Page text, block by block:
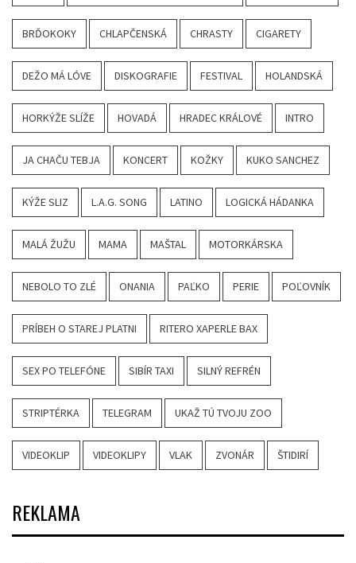
BRĎOKOKY CHLAPČENSKÁ CHRASTY CIGARETY
DEŽO MÁ LÓVE DISKOGRAFIE FESTIVAL HOLANDSKÁ
HORKÝŽE SLÍŽE HOVADÁ HRADEC KRÁLOVÉ INTRO
JA CHAČU TEBJA KONCERT KOŽKY KUKO SANCHEZ
KÝŽE SLIZ L.A.G. SONG LATINO LOGICKÁ HÁDANKA
MALÁ ŽUŽU MAMA MAŠTAL MOTORKÁRSKA
NEBOLO TO ZLÉ ONANIA PAĽKO PERIE POĽOVNÍK
PRÍBEH O STAREJ PLATNI RITERO XAPERLE BAX
SEX PO TELEFÓNE SIBÍR TAXI SILNÝ REFRÉN
STRIPTÉRKA TELEGRAM UKAŽ TÚ TVOJU ZOO
VIDEOKLIP VIDEOKLIPY VLAK ZVONÁR ŠTIDIRÍ
REKLAMA